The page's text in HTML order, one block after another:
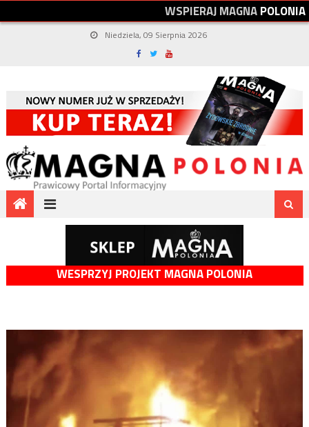
WSPIERAJMAGNAPOLONIA
Niedziela, 09 Sierpnia 2026
WESPRZYJ PROJEKT MAGNA POLONIA